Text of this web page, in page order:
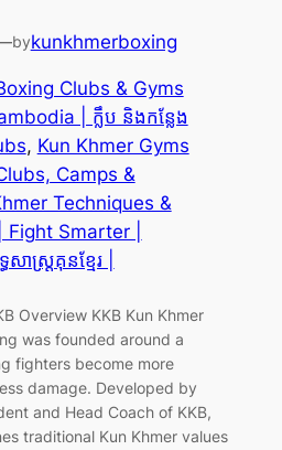
bykunkhmerboxing
Clubs & Gyms
| ក្លឹប និងកន្លែង
, Kun Khmer Gyms
Camps &
Techniques &
Smarter |
ស្ត្រគុនខ្មែរ |
Overview KKB Kun Khmer
was founded around a
fighters become more
damage. Developed by
and Head Coach of KKB,
traditional Kun Khmer values